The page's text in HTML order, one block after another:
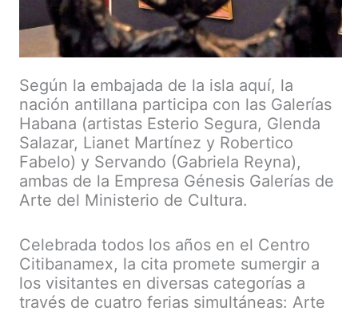
Según la embajada de la isla aquí, la
nación antillana participa con las Galerías
Habana (artistas Esterio Segura, Glenda
Salazar, Lianet Martínez y Robertico
Fabelo) y Servando (Gabriela Reyna),
ambas de la Empresa Génesis Galerías de
Arte del Ministerio de Cultura.
Celebrada todos los años en el Centro
Citibanamex, la cita promete sumergir a
los visitantes en diversas categorías a
través de cuatro ferias simultáneas: Arte